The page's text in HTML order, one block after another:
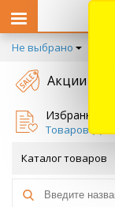
Не выбрано
Акции
Избранное
Товаров (
Каталог товаров